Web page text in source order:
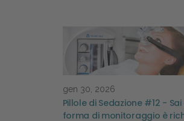
gen 30, 2026
Pillole di Sedazione #12 -
forma di monitoraggio è